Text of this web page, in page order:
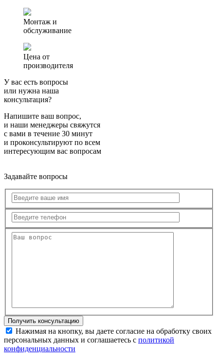
Монтаж и
обслуживание
Цена от
производителя
У вас есть вопросы
или нужна наша
консультация?
Напишите ваш вопрос,
и наши менеджеры свяжутся
с вами в течение 30 минут
и проконсультируют по всем
интересующим вас вопросам
Задавайте вопросы
Нажимая на кнопку, вы даете согласие на обработку своих
персональных данных и соглашаетесь с политикой
конфиденциальности